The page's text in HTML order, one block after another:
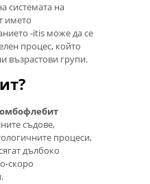
системата на
името
-itis може да се
процес, който
възрастови групи.
съдове,
процеси,
дълбоко
скоро